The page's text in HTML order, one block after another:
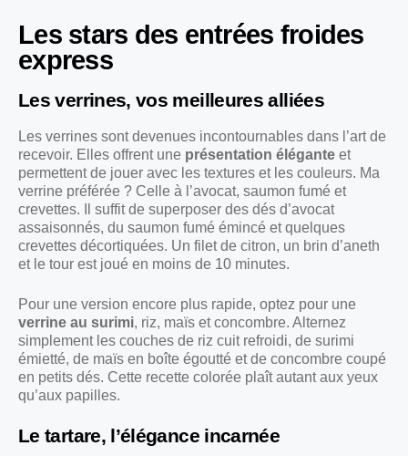
Les stars des entrées froides
express
Les verrines, vos meilleures alliées
Les verrines sont devenues incontournables dans l’art de
recevoir. Elles offrent une présentation élégante et
permettent de jouer avec les textures et les couleurs. Ma
verrine préférée ? Celle à l’avocat, saumon fumé et
crevettes. Il suffit de superposer des dés d’avocat
assaisonnés, du saumon fumé émincé et quelques
crevettes décortiquées. Un filet de citron, un brin d’aneth
et le tour est joué en moins de 10 minutes.
Pour une version encore plus rapide, optez pour une
verrine au surimi, riz, maïs et concombre. Alternez
simplement les couches de riz cuit refroidi, de surimi
émietté, de maïs en boîte égoutté et de concombre coupé
en petits dés. Cette recette colorée plaît autant aux yeux
qu’aux papilles.
Le tartare, l’élégance incarnée